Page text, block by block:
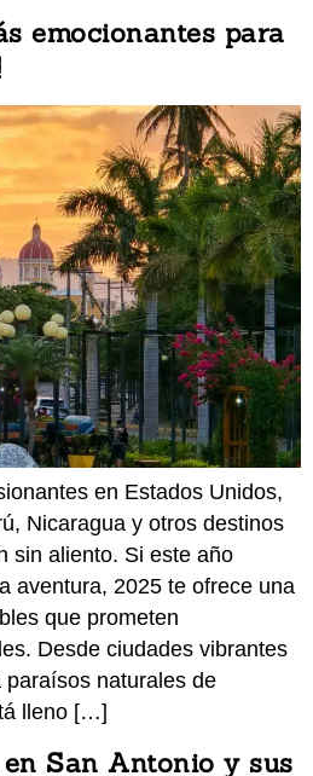
emocionantes para
en Estados Unidos,
Nicaragua y otros destinos
sin aliento. Si este año
aventura, 2025 te ofrece una
que prometen
Desde ciudades vibrantes
paraísos naturales de
lleno […]
San Antonio y sus